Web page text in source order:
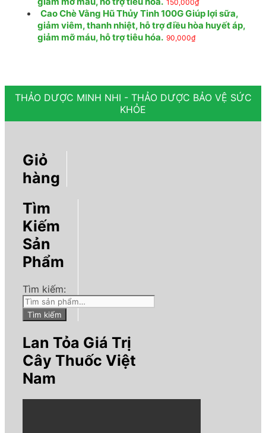
150,000₫
Cao Chè Vằng Hũ Thủy Tinh 100G Giúp lợi sữa,
giảm viêm, thanh nhiệt, hỗ trợ điều hòa huyết áp,
giảm mỡ máu, hỗ trợ tiêu hóa. 90,000₫
THẢO DƯỢC MINH NHI - THẢO DƯỢC BẢO VỆ SỨC
KHỎE
Giỏ
hàng
Tìm
Kiếm
Sản
Phẩm
Tìm kiếm:
Tìm kiếm
Lan Tỏa Giá Trị
Cây Thuốc Việt
Nam